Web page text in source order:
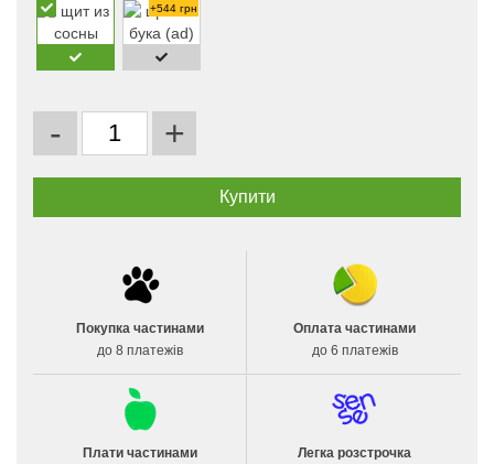
+544 грн
- +
Покупка частинами
до 8 платежів
Оплата частинами
до 6 платежів
Плати частинами
Легка розстрочка